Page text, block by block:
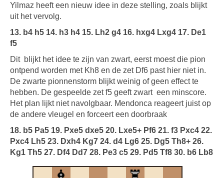
Yilmaz heeft een nieuw idee in deze stelling, zoals blijkt
uit het vervolg.
13. b4 h5 14. h3 h4 15. Lh2 g4 16. hxg4 Lxg4 17. De1
f5
Dit blijkt het idee te zijn van zwart, eerst moest die pion
ontpend worden met Kh8 en de zet Df6 past hier niet in.
De zwarte pionnenstorm blijkt weinig of geen effect te
hebben. De gespeelde zet f5 geeft zwart een minscore.
Het plan lijkt niet navolgbaar. Mendonca reageert juist op
de andere vleugel en forceert een doorbraak
18. b5 Pa5 19. Pxe5 dxe5 20. Lxe5+ Pf6 21. f3 Pxc4 22.
Pxc4 Lh5 23. Dxh4 Kg7 24. d4 Lg6 25. Dg5 Th8+ 26.
Kg1 Th5 27. Df4 Dd7 28. Pe3 c5 29. Pd5 Tf8 30. b6 Lb8